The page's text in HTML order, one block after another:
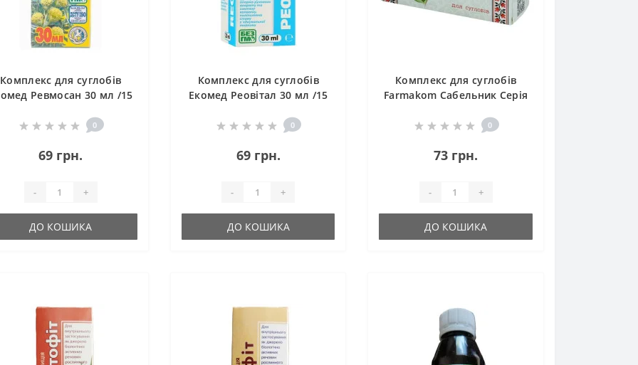
Комплекс для суглобів
Ревмосан 30 мл /15
0
69 грн.
- +
ДО КОШИКА
Комплекс для суглобів
Екомед Реовітал 30 мл /15
0
69 грн.
- +
ДО КОШИКА
Комплекс для суглобів
Farmakom Сабельник Серія
0
73 грн.
- +
ДО КОШИКА